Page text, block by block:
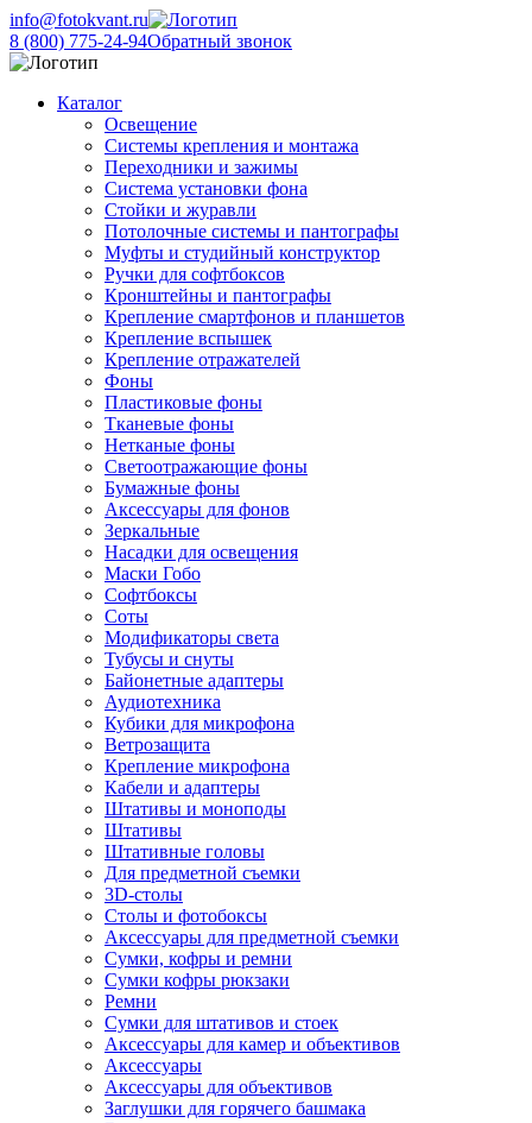
info@fotokvant.ru
8 (800) 775-24-94Обратный звонок
Каталог
Освещение
Системы крепления и монтажа
Переходники и зажимы
Система установки фона
Стойки и журавли
Потолочные системы и пантографы
Муфты и студийный конструктор
Ручки для софтбоксов
Кронштейны и пантографы
Крепление смартфонов и планшетов
Крепление вспышек
Крепление отражателей
Фоны
Пластиковые фоны
Тканевые фоны
Нетканые фоны
Светоотражающие фоны
Бумажные фоны
Аксессуары для фонов
Зеркальные
Насадки для освещения
Маски Гобо
Софтбоксы
Соты
Модификаторы света
Тубусы и снуты
Байонетные адаптеры
Аудиотехника
Кубики для микрофона
Ветрозащита
Крепление микрофона
Кабели и адаптеры
Штативы и моноподы
Штативы
Штативные головы
Для предметной съемки
3D-столы
Столы и фотобоксы
Аксессуары для предметной съемки
Сумки, кофры и ремни
Сумки кофры рюкзаки
Ремни
Сумки для штативов и стоек
Аксессуары для камер и объективов
Аксессуары
Аксессуары для объективов
Заглушки для горячего башмака